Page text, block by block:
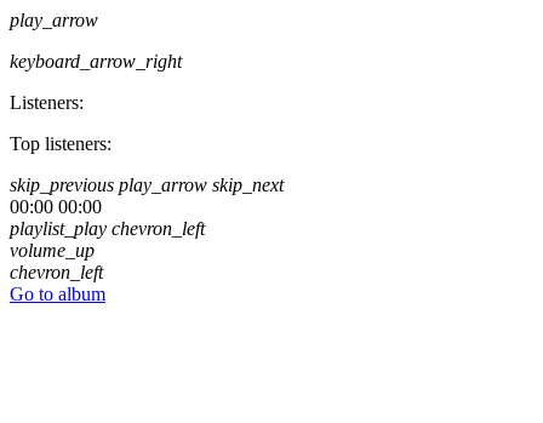
play_arrow
keyboard_arrow_right
Listeners:
Top listeners:
skip_previous play_arrow skip_next
00:00 00:00
playlist_play chevron_left
volume_up
chevron_left
Go to album